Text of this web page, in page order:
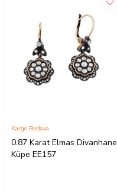
0.87 Karat Elmas Divanhane
Küpe EE157
Kargo Bedava